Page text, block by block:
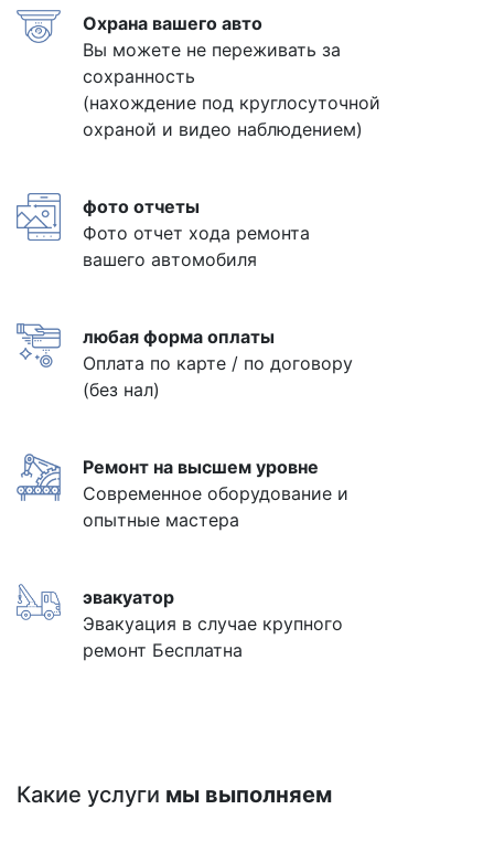
Охрана вашего авто
Вы можете не переживать за
сохранность
(нахождение под круглосуточной
охраной и видео наблюдением)
фото отчеты
Фото отчет хода ремонта
вашего автомобиля
любая форма оплаты
Оплата по карте / по договору
(без нал)
Ремонт на высшем уровне
Современное оборудование и
опытные мастера
эвакуатор
Эвакуация в случае крупного
ремонт Бесплатна
Какие услуги мы выполняем